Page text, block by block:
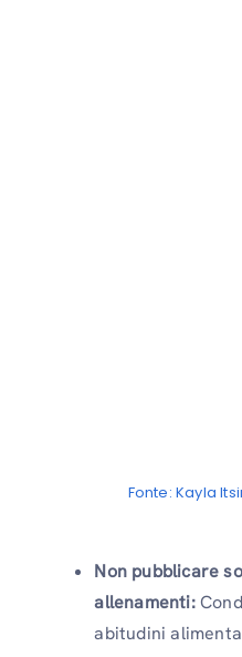
Fonte: Kayla
Non pubblicare
allenamenti:
abitudini